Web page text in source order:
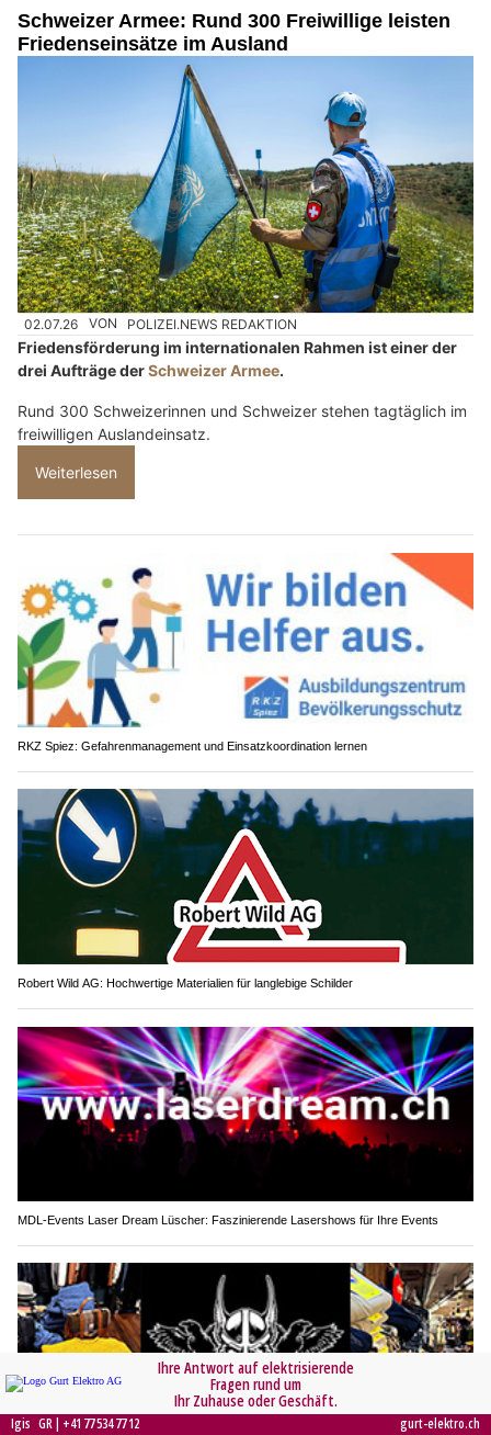
Schweizer Armee: Rund 300 Freiwillige leisten
Friedenseinsätze im Ausland
02.07.26 VON POLIZEI.NEWS REDAKTION
Friedensförderung im internationalen Rahmen ist einer der
drei Aufträge derSchweizer Armee.
Rund 300 Schweizerinnen und Schweizer stehen tagtäglich im
freiwilligen Auslandeinsatz.
Weiterlesen
RKZ Spiez: Gefahrenmanagement und Einsatzkoordination lernen
Robert Wild AG: Hochwertige Materialien für langlebige Schilder
MDL-Events Laser Dream Lüscher: Faszinierende Lasershows für Ihre Events